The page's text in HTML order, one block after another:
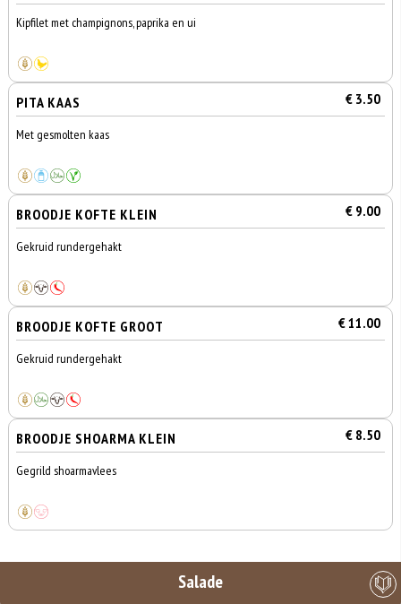
Kipfilet met champignons, paprika en ui
PITA KAAS € 3.50
Met gesmolten kaas
BROODJE KOFTE KLEIN € 9.00
Gekruid rundergehakt
BROODJE KOFTE GROOT € 11.00
Gekruid rundergehakt
BROODJE SHOARMA KLEIN € 8.50
Gegrild shoarmavlees
Salade